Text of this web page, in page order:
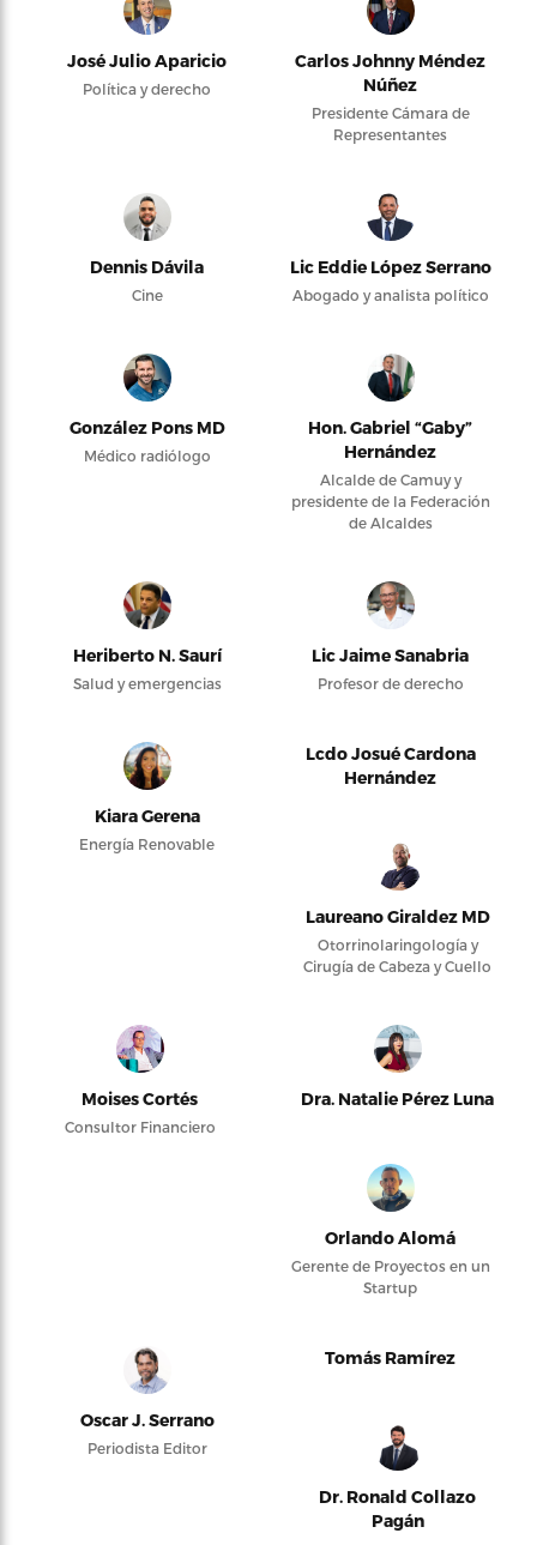
José Julio Aparicio
Política y derecho
Carlos Johnny Méndez
Núñez
Presidente Cámara de
Representantes
Dennis Dávila
Cine
Lic Eddie López Serrano
Abogado y analista político
González Pons MD
Médico radiólogo
Hon. Gabriel “Gaby”
Hernández
Alcalde de Camuy y
presidente de la Federación
de Alcaldes
Heriberto N. Saurí
Salud y emergencias
Lic Jaime Sanabria
Profesor de derecho
Kiara Gerena
Energía Renovable
Lcdo Josué Cardona
Hernández
Laureano Giraldez MD
Otorrinolaringología y
Cirugía de Cabeza y Cuello
Moises Cortés
Consultor Financiero
Dra. Natalie Pérez Luna
Orlando Alomá
Gerente de Proyectos en un
Startup
Oscar J. Serrano
Periodista Editor
Tomás Ramírez
Dr. Ronald Collazo
Pagán